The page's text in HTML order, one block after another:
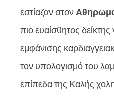
εστίαζαν στον
πιο ευαίσθητος
εμφάνισης
τον υπολογισμό του
επίπεδα της Καλής